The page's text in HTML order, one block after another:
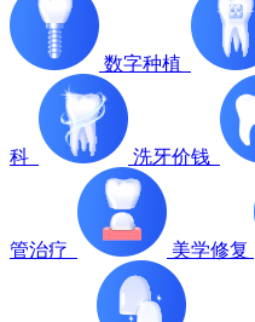
数字种植
科 洗牙价钱
管治疗 美学修复